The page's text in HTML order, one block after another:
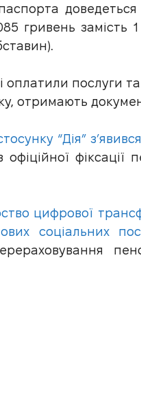
доведеться
гривень замість
оплатили послуги
отримають
“Дія”
офіційної фіксації
цифрової
соціальних